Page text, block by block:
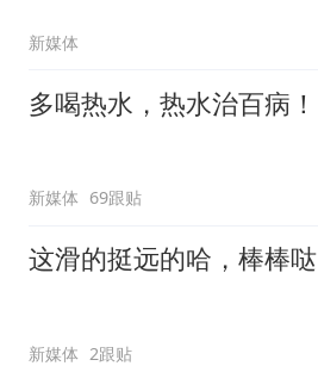
新媒体
多喝热水，热水治百病！
新媒体 69跟贴
这滑的挺远的哈，棒棒哒
新媒体 2跟贴